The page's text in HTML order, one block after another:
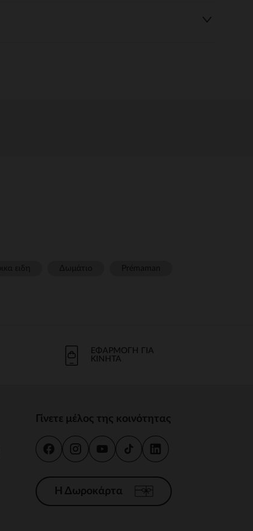
ΕΦΑΡΜΟΓΉ ΓΙΑ
ΚΙΝΗΤΆ
Γίνετε μέλος της κοινότητας
Η Δωροκάρτα